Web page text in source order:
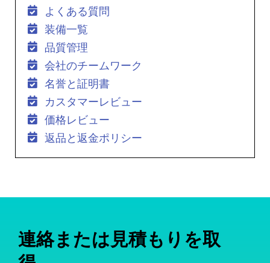
よくある質問
装備一覧
品質管理
会社のチームワーク
名誉と証明書
カスタマーレビュー
価格レビュー
返品と返金ポリシー
連絡または見積もりを取